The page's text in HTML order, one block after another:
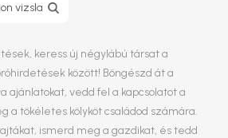
vizsla
keress új négylábú társat a
között! Böngészd át a
ajánlatokat, vedd fel a kapcsolatot a
a tökéletes kölyköt családod számára.
ismerd meg a gazdikat, és tedd